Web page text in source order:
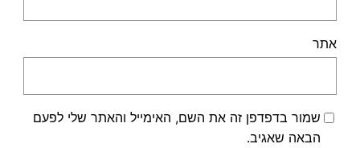
אתר
שמור בדפדפן זה את השם, האימייל והאתר שלי לפעם
הבאה שאגיב.